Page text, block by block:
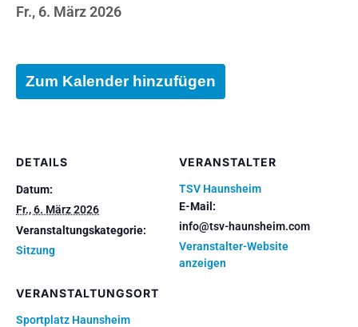
Fr., 6. März 2026
Zum Kalender hinzufügen
DETAILS
Datum:
Fr., 6. März 2026
Veranstaltungskategorie:
Sitzung
VERANSTALTUNGSORT
Sportplatz Haunsheim
VERANSTALTER
TSV Haunsheim
E-Mail:
info@tsv-haunsheim.com
Veranstalter-Website
anzeigen